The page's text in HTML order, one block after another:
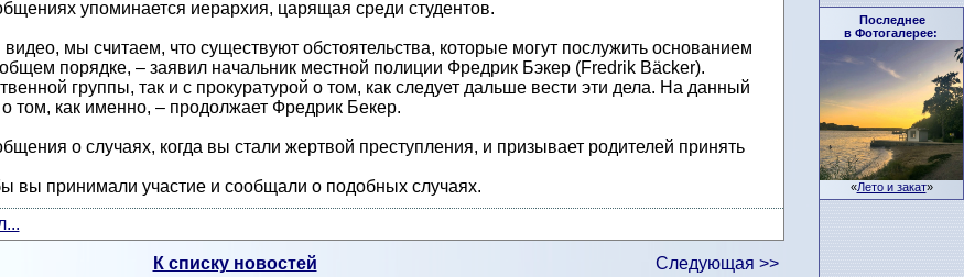
Последнее
в Фотогалерее:
«Лето и закат»
упоминается иерархия, царящая среди студентов.
мы считаем, что существуют обстоятельства, которые могут послужить основанием
порядке, – заявил начальник местной полиции Фредрик Бэкер (Fredrik Bäcker).
группы, так и с прокуратурой о том, как следует дальше вести эти дела. На данный
том, как именно, – продолжает Фредрик Бекер.
о случаях, когда вы стали жертвой преступления, и призывает родителей принять
вы принимали участие и сообщали о подобных случаях.
К списку новостей Следующая >>